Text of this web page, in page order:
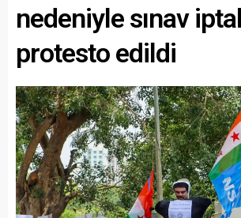
nedeniyle sınav
protesto edildi